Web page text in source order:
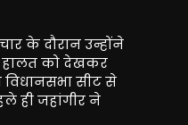
के दौरान उन्होंने
हालत को देखकर
सीट से
ही जहांगीर ने